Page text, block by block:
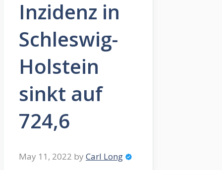
Inzidenz in
Schleswig-
Holstein
sinkt auf
724,6
May 11, 2022 by Carl Long